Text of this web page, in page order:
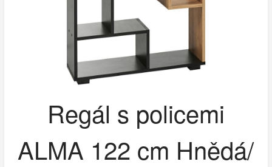
Regál s policemi
ALMA 122 cm Hnědá/